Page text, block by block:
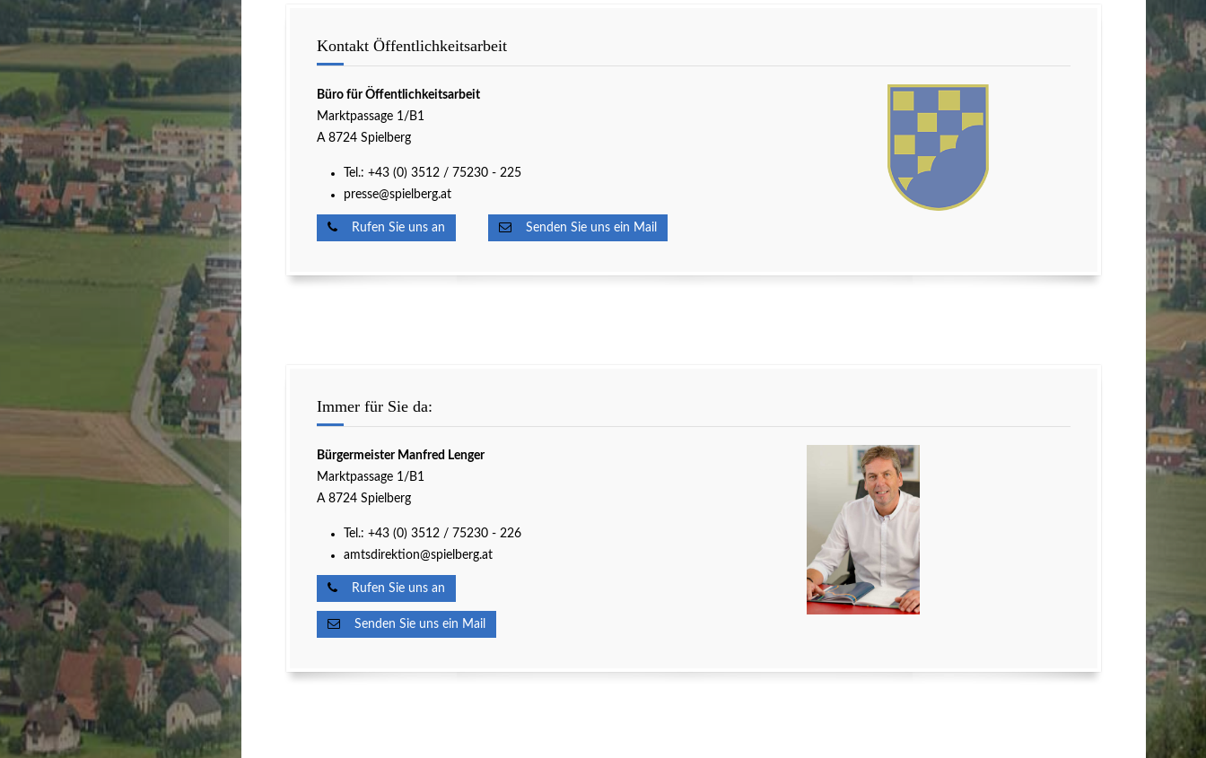
Kontakt Öffentlichkeitsarbeit
Büro für Öffentlichkeitsarbeit
Marktpassage 1/B1
A 8724 Spielberg
Tel.: +43 (0) 3512 / 75230 - 225
presse@spielberg.at
Rufen Sie uns an Senden Sie uns ein Mail
Immer für Sie da:
Bürgermeister Manfred Lenger
Marktpassage 1/B1
A 8724 Spielberg
Tel.: +43 (0) 3512 / 75230 - 226
amtsdirektion@spielberg.at
Rufen Sie uns an
Senden Sie uns ein Mail